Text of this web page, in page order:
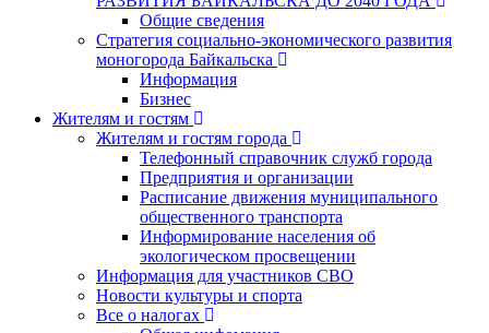
Общие сведения
Стратегия социально-экономического развития
моногорода Байкальска
Информация
Бизнес
Жителям и гостям
Жителям и гостям города
Телефонный справочник служб города
Предприятия и организации
Расписание движения муниципального
общественного транспорта
Информирование населения об
экологическом просвещении
Информация для участников СВО
Новости культуры и спорта
Все о налогах